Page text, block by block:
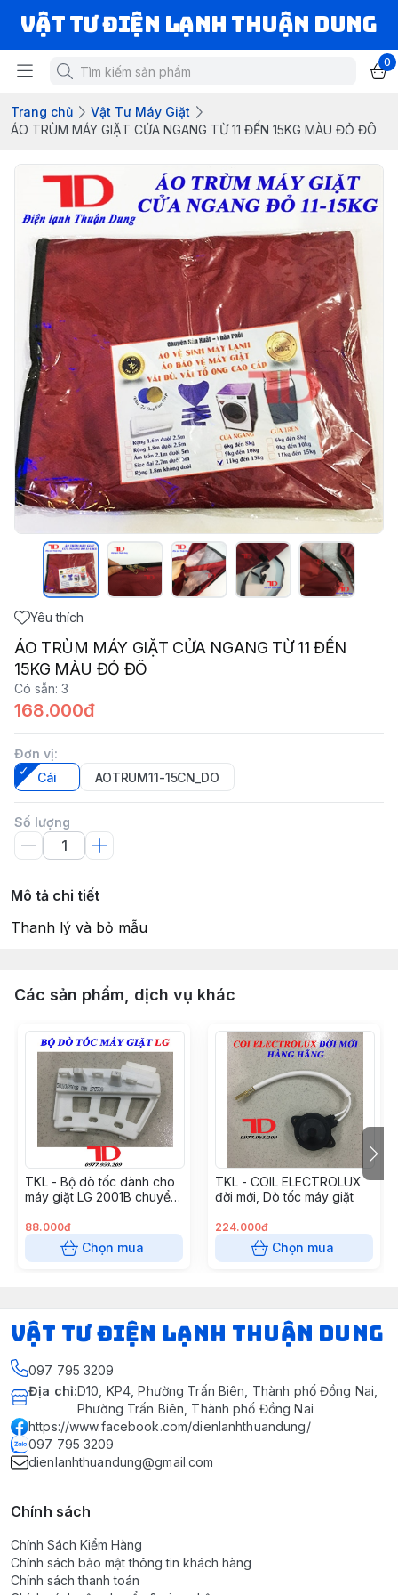
VẬT TƯ ĐIỆN LẠNH THUẬN DUNG
0
Trang chủ
Vật Tư Máy Giặt
ÁO TRÙM MÁY GIẶT CỬA NGANG TỪ 11 ĐẾN 15KG MÀU ĐỎ ĐÔ
Yêu thích
ÁO TRÙM MÁY GIẶT CỬA NGANG TỪ 11 ĐẾN
15KG MÀU ĐỎ ĐÔ
Có sẵn: 3
168.000đ
Đơn vị:
Cái
AOTRUM11-15CN_DO
Số lượng
Mô tả chi tiết
Thanh lý và bỏ mẫu
Các sản phẩm, dịch vụ khác
TKL - Bộ dò tốc dành cho
máy giặt LG 2001B chuyển
88.000đ
Chọn mua
TKL - COIL ELECTROLUX
đời mới, Dò tốc máy giặt
224.000đ
Chọn mua
VẬT TƯ ĐIỆN LẠNH THUẬN DUNG
097 795 3209
Địa chỉ:D10, KP4, Phường Trấn Biên, Thành phố Đồng Nai,
Phường Trấn Biên, Thành phố Đồng Nai
https://www.facebook.com/dienlanhthuandung/
097 795 3209
dienlanhthuandung@gmail.com
Chính sách
Chính Sách Kiểm Hàng
Chính sách bảo mật thông tin khách hàng
Chính sách thanh toán